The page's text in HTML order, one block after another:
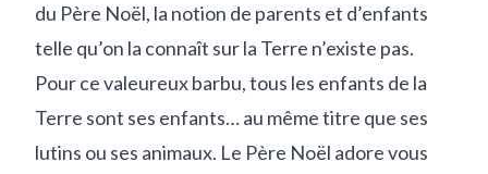
du Père Noël, la notion de parents et d’enfants
telle qu’on la connaît sur la Terre n’existe pas.
Pour ce valeureux barbu, tous les enfants de la
Terre sont ses enfants… au même titre que ses
lutins ou ses animaux. Le Père Noël adore vous